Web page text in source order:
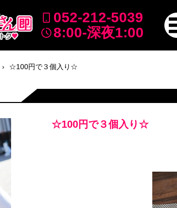
052-212-5039
8:00-深夜1:00
☆100円で３個入り☆
☆100円で３個入り☆